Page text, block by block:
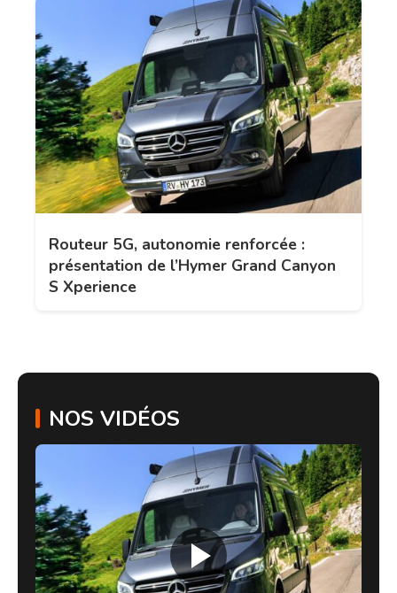
Routeur 5G, autonomie renforcée :
présentation de l’Hymer Grand Canyon
S Xperience
NOS VIDÉOS